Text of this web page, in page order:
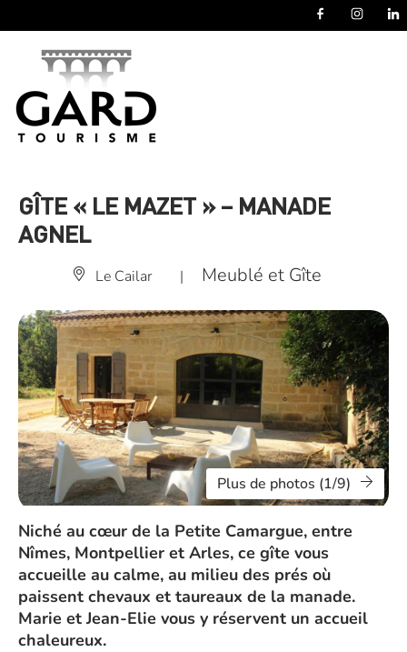
GÎTE « LE MAZET » – MANADE
AGNEL
Le Cailar | Meublé et Gîte
Plus de photos (1/9)
Niché au cœur de la Petite Camargue, entre
Nîmes, Montpellier et Arles, ce gîte vous
accueille au calme, au milieu des prés où
paissent chevaux et taureaux de la manade.
Marie et Jean-Elie vous y réservent un accueil
chaleureux.